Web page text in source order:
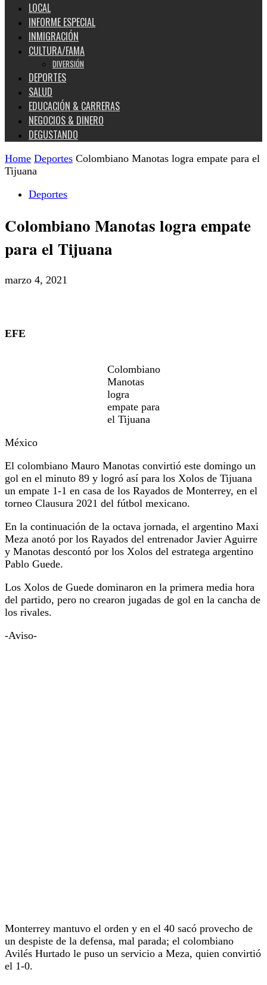
LOCAL
INFORME ESPECIAL
INMIGRACIÓN
CULTURA/FAMA
DIVERSIÓN
DEPORTES
SALUD
EDUCACIÓN & CARRERAS
NEGOCIOS & DINERO
DEGUSTANDO
Home Deportes Colombiano Manotas logra empate para el
Tijuana
Deportes
Colombiano Manotas logra empate
para el Tijuana
marzo 4, 2021
EFE
Colombiano
Manotas
logra
empate para
el Tijuana
México
El colombiano Mauro Manotas convirtió este domingo un
gol en el minuto 89 y logró así para los Xolos de Tijuana
un empate 1-1 en casa de los Rayados de Monterrey, en el
torneo Clausura 2021 del fútbol mexicano.
En la continuación de la octava jornada, el argentino Maxi
Meza anotó por los Rayados del entrenador Javier Aguirre
y Manotas descontó por los Xolos del estratega argentino
Pablo Guede.
Los Xolos de Guede dominaron en la primera media hora
del partido, pero no crearon jugadas de gol en la cancha de
los rivales.
-Aviso-
Monterrey mantuvo el orden y en el 40 sacó provecho de
un despiste de la defensa, mal parada; el colombiano
Avilés Hurtado le puso un servicio a Meza, quien convirtió
el 1-0.